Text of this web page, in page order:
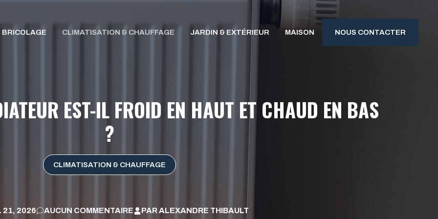
BRICOLAGE CLIMATISATION & CHAUFFAGE JARDIN & EXTÉRIEUR MAISON NOUS CONTACTER
EST-IL FROID EN HAUT ET CHAUD EN BAS
?
CLIMATISATION & CHAUFFAGE
21, 2026 AUCUN COMMENTAIRE PARALEXANDRE THIBAULT